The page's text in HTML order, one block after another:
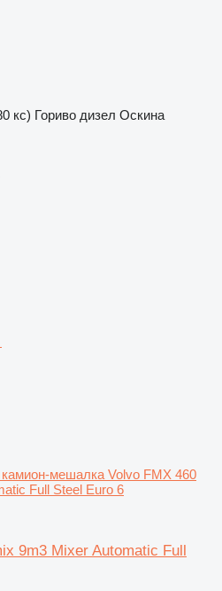
кс) Гориво дизел Оскина
камион-мешалка Volvo FMX 460
Full Steel Euro 6
9m3 Mixer Automatic Full